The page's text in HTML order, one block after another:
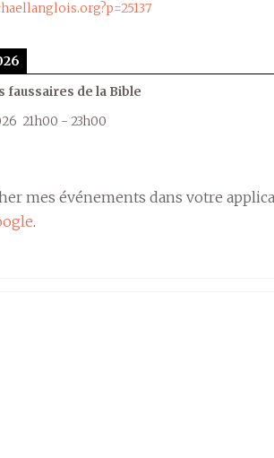
faussaires de la Bible
21h00 - 23h00
mes événements dans votre
.